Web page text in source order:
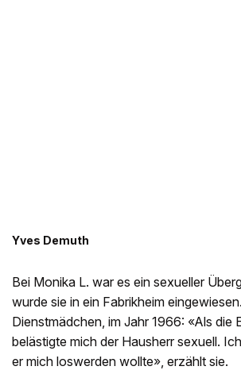
Yves Demuth
Bei Monika L. war es ein sexueller
wurde sie in ein Fabrikheim
Dienstmädchen, im Jahr 1966: «Als die
belästigte mich der Hausherr sexuell.
er mich loswerden wollte», erzählt sie.